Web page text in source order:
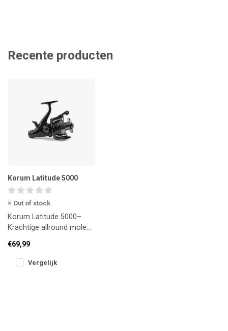
Recente producten
Korum Latitude 5000
Out of stock
Korum Latitude 5000–
Krachtige allround molen
€69,99
Vergelijk